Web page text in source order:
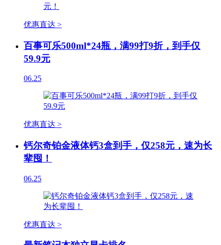
优惠直达 >
百事可乐500ml*24瓶，满99打9折，到手仅
59.9元
06.25
优惠直达 >
钙尔奇铂金液体钙3盒到手，仅258元，速为长
辈囤！
06.25
优惠直达 >